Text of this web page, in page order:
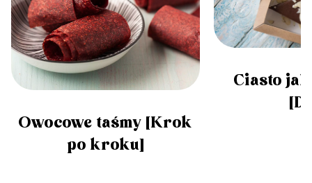
Owocowe taśmy [Krok
po kroku]
Ciasto